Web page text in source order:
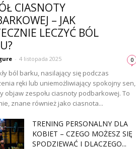
CIASNOTY
– JAK
LECZYĆ BÓL
- 4 listopada 2025 0
ból barku, nasilający się podczas
ręki lub uniemożliwiający spokojny sen,
objaw zespołu ciasnoty podbarkowej. To
znane również jako ciasnota...
TRENING PERSONALNY DLA
KOBIET – CZEGO MOŻESZ SIĘ
SPODZIEWAĆ I DLACZEGO...